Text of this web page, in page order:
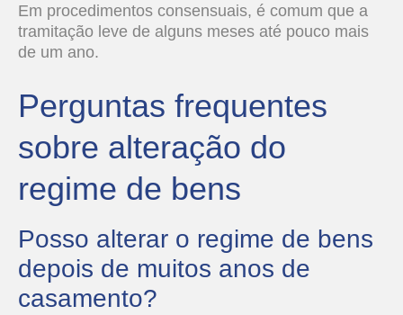
Em procedimentos consensuais, é comum que a
tramitação leve de alguns meses até pouco mais
de um ano.
Perguntas frequentes
sobre alteração do
regime de bens
Posso alterar o regime de bens
depois de muitos anos de
casamento?